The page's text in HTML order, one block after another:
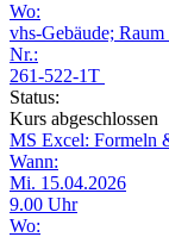
Wo:
vhs-Gebäude; Raum
Nr.:
261-522-1T
Status:
Kurs abgeschlossen
MS Excel: Formeln
Wann:
Mi. 15.04.2026
9.00 Uhr
Wo: